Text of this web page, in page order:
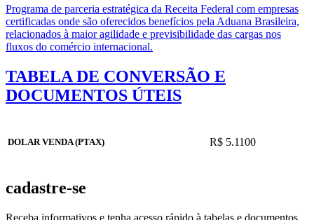
Programa de parceria estratégica da Receita Federal com empresas
certificadas onde são oferecidos benefícios pela Aduana Brasileira,
relacionados à maior agilidade e previsibilidade das cargas nos
fluxos do comércio internacional.
TABELA DE CONVERSÃO E
DOCUMENTOS ÚTEIS
DOLAR VENDA (PTAX) R$ 5.1100
cadastre-se